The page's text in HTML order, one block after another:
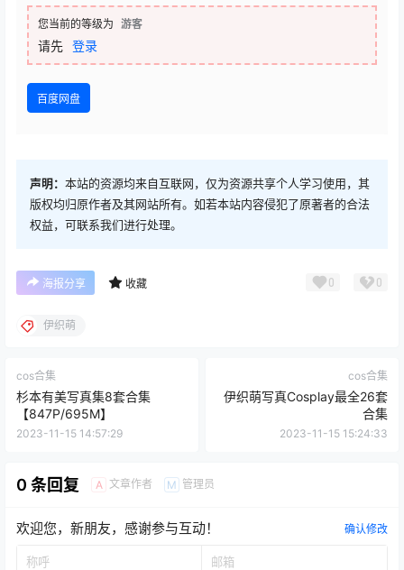
您当前的等级为 游客
请先 登录
百度网盘
声明： 本站的资源均来自互联网，仅为资源共享个人学习使用，其
版权均归原作者及其网站所有。如若本站内容侵犯了原著者的合法
权益，可联系我们进行处理。
海报分享 收藏 0 0
伊织萌
cos合集
杉本有美写真集8套合集
【847P/695M】
2023-11-15 14:57:29
cos合集
伊织萌写真Cosplay最全26套
合集
2023-11-15 15:24:33
0 条回复 A 文章作者 M 管理员
欢迎您，新朋友，感谢参与互动！ 确认修改